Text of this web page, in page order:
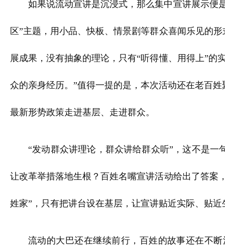
如果说流动宣讲是沉浸式，那么集中宣讲展示便
区”主题，用小品、快板、情景剧等群众喜闻乐见的
展成果，没有抽象的理论，只有“听得懂、用得上”
众的亲身经历。”值得一提的是，本次活动还在老百
最新形势政策走进基层、走进群众。
“发动群众讲理论，群众讲给群众听”，这不是
让改革举措落地生根？百姓名嘴宣讲活动给出了答案
姓家”，只有把讲台设在基层，让宣讲贴近实际、贴
流动的大巴还在继续前行，百姓的故事还在不